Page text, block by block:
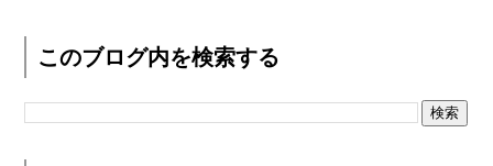
このブログ内を検索する